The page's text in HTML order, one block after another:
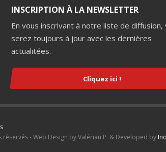
INSCRIPTION À LA NEWSLETTER
En vous inscrivant à notre liste de diffusion,
serez toujours à jour avec les dernières
actualitées.
Cliquez ici !
- Web Design by Valérian P. & Developed by